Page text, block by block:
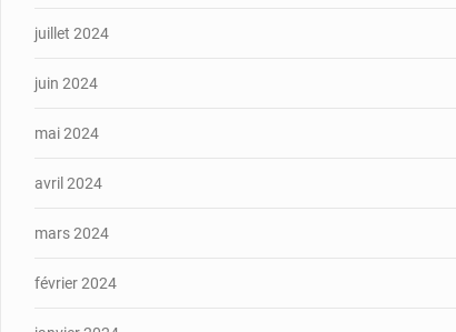
juillet 2024
juin 2024
mai 2024
avril 2024
mars 2024
février 2024